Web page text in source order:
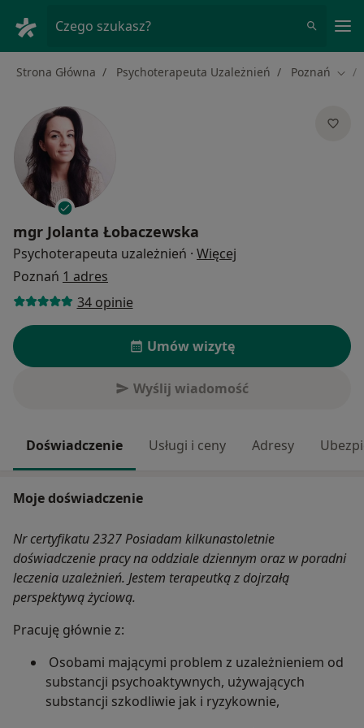
Czego szukasz?
Strona Główna Psychoterapeuta Uzależnień Poznań
mgr Jolanta Łobaczewska
Psychoterapeuta uzależnień · Więcej
Poznań 1 adres
34 opinie
Umów wizytę
Wyślij wiadomość
Doświadczenie Usługi i ceny Adresy
Moje doświadczenie
Nr certyfikatu 2327 Posiadam kilkunastoletnie
doświadczenie pracy na oddziale dziennym oraz w poradni
leczenia uzależnień. Jestem terapeutką z dojrzałą
perspektywą życiową.
Pracuję głównie z:
Osobami mającymi problem z uzależnieniem od
substancji psychoaktywnych, używających
substancji szkodliwie jak i ryzykownie,